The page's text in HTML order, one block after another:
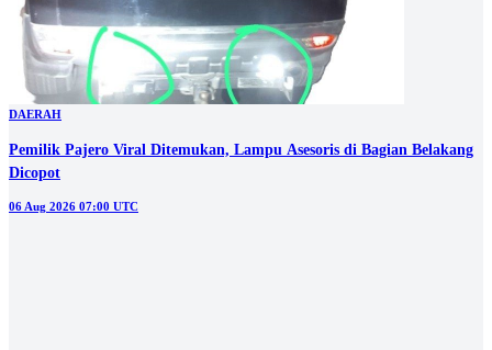
DAERAH
Pemilik Pajero Viral Ditemukan, Lampu Asesoris di Bagian Belakang
Dicopot
06 Aug 2026 07:00 UTC